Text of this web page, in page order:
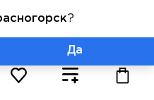
+7 (800) 775-71-06
?
Да